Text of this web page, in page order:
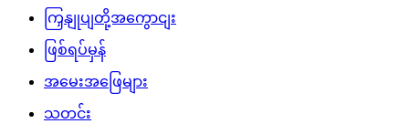
ကြှနျုပျတို့အကွောငျး
ဖြစ်ရပ်မှန်
အမေးအဖြေများ
သတင်း